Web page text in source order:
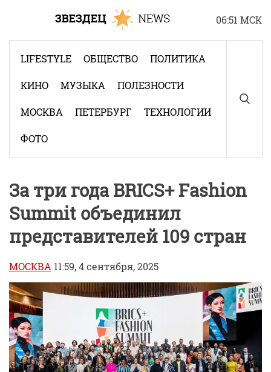
06:51 МСК
LIFESTYLE ОБЩЕСТВО ПОЛИТИКА
КИНО МУЗЫКА ПОЛЕЗНОСТИ
МОСКВА ПЕТЕРБУРГ ТЕХНОЛОГИИ
ФОТО
За три года BRICS+ Fashion
Summit объединил
представителей 109 стран
МОСКВА 11:59, 4 сентября, 2025